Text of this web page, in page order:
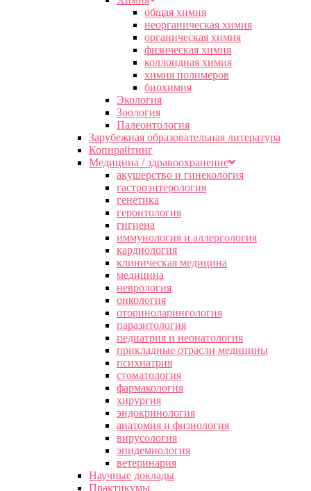
общая химия
неорганическая химия
органическая химия
физическая химия
коллоидная химия
химия полимеров
биохимия
Экология
Зоология
Палеонтология
Зарубежная образовательная литература
Копирайтинг
Медицина / здравоохранение
акушерство и гинекология
гастроэнтерология
генетика
геронтология
гигиена
иммунология и аллергология
кардиология
клиническая медицина
медицина
неврология
онкология
оториноларингология
паразитология
педиатрия и неонатология
прикладные отрасли медицины
психиатрия
стоматология
фармакология
хирургия
эндокринология
анатомия и физиология
вирусология
эпидемиология
ветеринария
Научные доклады
Практикумы